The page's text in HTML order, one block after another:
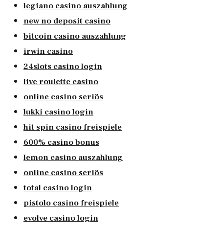
legiano casino auszahlung
new no deposit casino
bitcoin casino auszahlung
irwin casino
24slots casino login
live roulette casino
online casino seriös
lukki casino login
hit spin casino freispiele
600% casino bonus
lemon casino auszahlung
online casino seriös
total casino login
pistolo casino freispiele
evolve casino login